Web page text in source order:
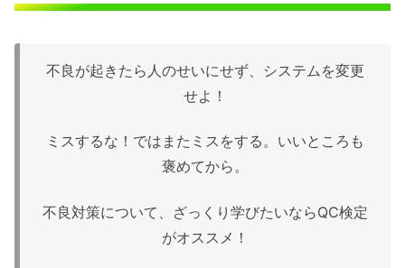
不良が起きたら人のせいにせず、システムを変更
せよ！
ミスするな！ではまたミスをする。いいところも
褒めてから。
不良対策について、ざっくり学びたいならQC検定
がオススメ！